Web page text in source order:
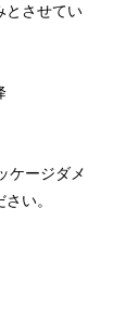
とさせてい
ケージダメ
い。